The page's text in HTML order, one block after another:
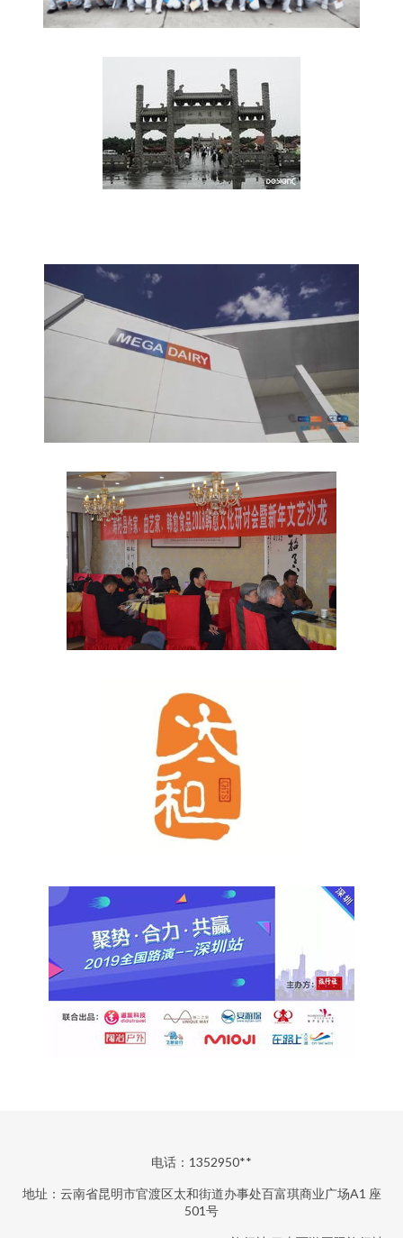
电话：1352950**
地址：云南省昆明市官渡区太和街道办事处百富琪商业广场A1 座
501号